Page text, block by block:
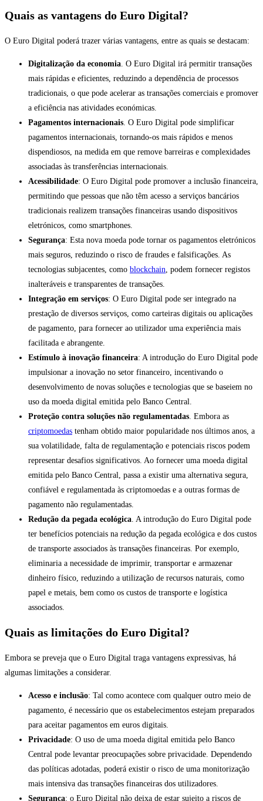
Quais as vantagens do Euro Digital?
O Euro Digital poderá trazer várias vantagens, entre as quais se destacam:
Digitalização da economia . O Euro Digital irá permitir transações
mais rápidas e eficientes, reduzindo a dependência de processos
tradicionais, o que pode acelerar as transações comerciais e promover
a eficiência nas atividades económicas.
Pagamentos internacionais . O Euro Digital pode simplificar
pagamentos internacionais, tornando-os mais rápidos e menos
dispendiosos, na medida em que remove barreiras e complexidades
associadas às transferências internacionais.
Acessibilidade: O Euro Digital pode promover a inclusão financeira,
permitindo que pessoas que não têm acesso a serviços bancários
tradicionais realizem transações financeiras usando dispositivos
eletrónicos, como smartphones.
Segurança: Esta nova moeda pode tornar os pagamentos eletrónicos
mais seguros, reduzindo o risco de fraudes e falsificações. As
tecnologias subjacentes, como blockchain , podem fornecer registos
inalteráveis e transparentes de transações.
Integração em serviços: O Euro Digital pode ser integrado na
prestação de diversos serviços, como carteiras digitais ou aplicações
de pagamento, para fornecer ao utilizador uma experiência mais
facilitada e abrangente.
Estímulo à inovação financeira: A introdução do Euro Digital pode
impulsionar a inovação no setor financeiro, incentivando o
desenvolvimento de novas soluções e tecnologias que se baseiem no
uso da moeda digital emitida pelo Banco Central.
Proteção contra soluções não regulamentadas . Embora as
criptomoedas tenham obtido maior popularidade nos últimos anos, a
sua volatilidade, falta de regulamentação e potenciais riscos podem
representar desafios significativos. Ao fornecer uma moeda digital
emitida pelo Banco Central, passa a existir uma alternativa segura,
confiável e regulamentada às criptomoedas e a outras formas de
pagamento não regulamentadas.
Redução da pegada ecológica . A introdução do Euro Digital pode
ter benefícios potenciais na redução da pegada ecológica e dos custos
de transporte associados às transações financeiras. Por exemplo,
eliminaria a necessidade de imprimir, transportar e armazenar
dinheiro físico, reduzindo a utilização de recursos naturais, como
papel e metais, bem como os custos de transporte e logística
associados.
Quais as limitações do Euro Digital?
Embora se preveja que o Euro Digital traga vantagens expressivas, há
algumas limitações a considerar.
Acesso e inclusão: Tal como acontece com qualquer outro meio de
pagamento, é necessário que os estabelecimentos estejam preparados
para aceitar pagamentos em euros digitais.
Privacidade: O uso de uma moeda digital emitida pelo Banco
Central pode levantar preocupações sobre privacidade. Dependendo
das políticas adotadas, poderá existir o risco de uma monitorização
mais intensiva das transações financeiras dos utilizadores.
Segurança: o Euro Digital não deixa de estar sujeito a riscos de